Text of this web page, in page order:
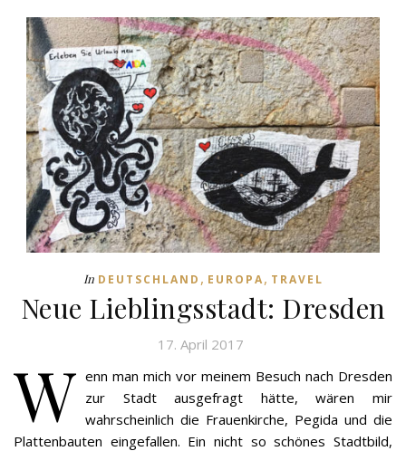
In DEUTSCHLAND , EUROPA, TRAVEL
Neue Lieblingsstadt: Dresden
17. April 2017
W enn man mich vor meinem Besuch nach Dresden
zur Stadt ausgefragt hätte, wären mir
wahrscheinlich die Frauenkirche, Pegida und die
Plattenbauten eingefallen. Ein nicht so schönes Stadtbild,